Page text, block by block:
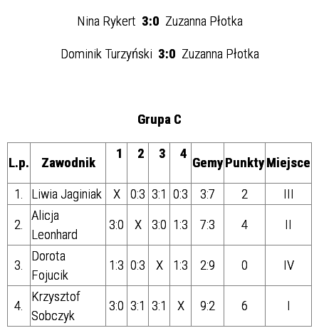
Nina Rykert 3:0 Zuzanna Płotka
Dominik Turzyński 3:0 Zuzanna Płotka
Grupa C
L.p. Zawodnik
1 2 3 4
GemyPunktyMiejsce
1.
Liwia Jaginiak X 0:3 3:1 0:3 3:7 2
III
2.
Alicja
Leonhard
3:0 X 3:0 1:3 7:3 4 II
3.
Dorota
Fojucik
1:3 0:3 X 1:3 2:9 0 IV
4.
Krzysztof
Sobczyk
3:0 3:1 3:1 X 9:2 6 I